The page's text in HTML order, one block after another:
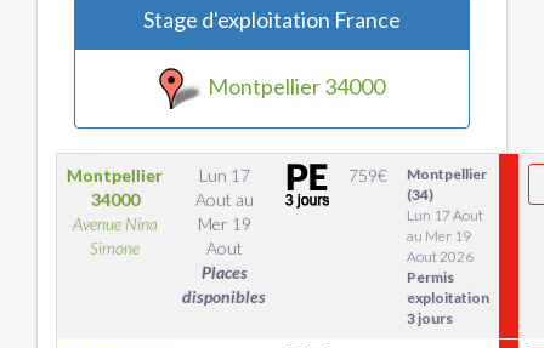
Stage d'exploitation France
Montpellier 34000
Montpellier
34000
Avenue Nina
Simone
Lun 17
Aout au
Mer 19
Aout
Places
disponibles
759€
Montpellier
(34)
Lun 17 Aout
au Mer 19
Aout 2026
Permis
exploitation
3 jours